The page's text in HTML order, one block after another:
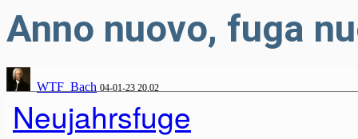
Anno nuovo, fuga
WTF_Bach 04-01-23 20.02
Neujahrsfuge